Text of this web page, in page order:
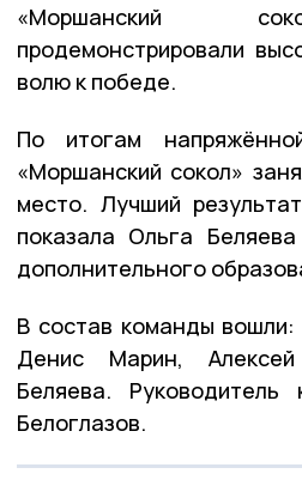
«Моршанский
продемонстрировали
волю к победе.
По итогам
«Моршанский сокол»
место. Лучший
показала Ольга
дополнительного
В состав команды вошли:
Денис Марин,
Беляева.
Белоглазов.